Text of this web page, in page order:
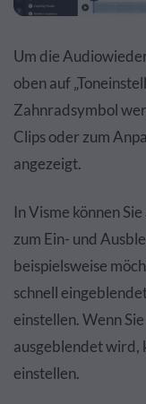
Um die
oben auf
Zahnradsymbol
Clips oder zum
angezeigt.
In Visme können
zum Ein- und
beispielsweise
schnell
einstellen. Wenn
ausgeblendet wird,
einstellen.